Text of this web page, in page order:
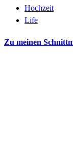
Hochzeit
Life
Zu meinen